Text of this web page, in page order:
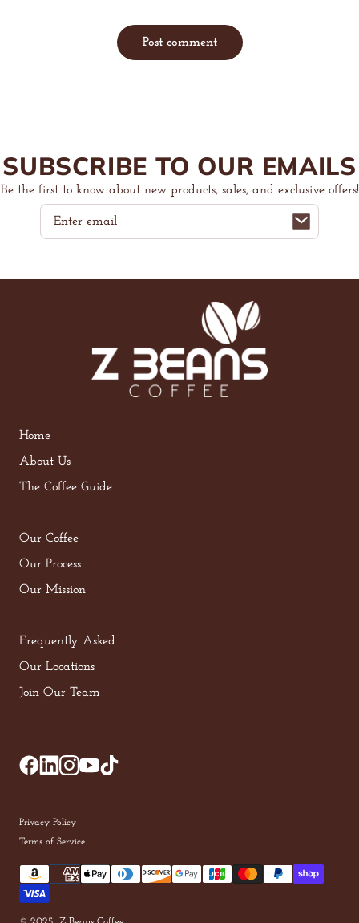
Post comment
SUBSCRIBE TO OUR EMAILS
Be the first to know about new products, sales, and exclusive offers!
Email
Home
About Us
The Coffee Guide
Our Coffee
Our Process
Our Mission
Frequently Asked
Our Locations
Join Our Team
Privacy Policy
Terms of Service